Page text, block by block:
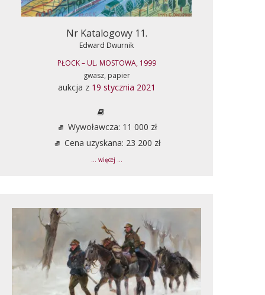
Nr Katalogowy 11.
Edward Dwurnik
PŁOCK – UL. MOSTOWA, 1999
gwasz, papier
aukcja z 19 stycznia 2021
Wywoławcza: 11 000 zł
Cena uzyskana: 23 200 zł
... więcej ...